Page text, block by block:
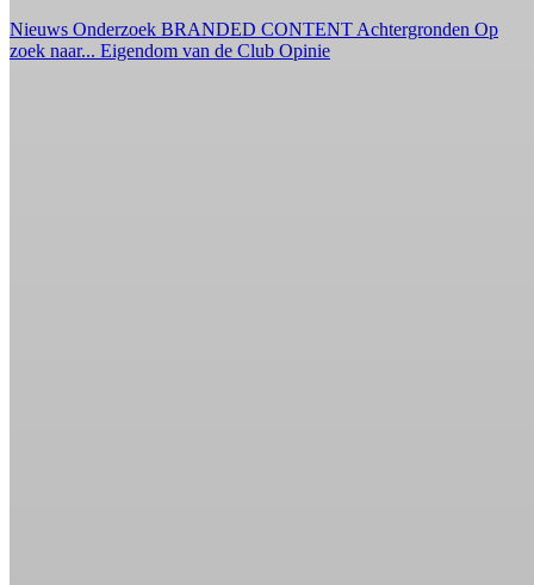
Nieuws Onderzoek BRANDED CONTENT Achtergronden Op
zoek naar... Eigendom van de Club Opinie